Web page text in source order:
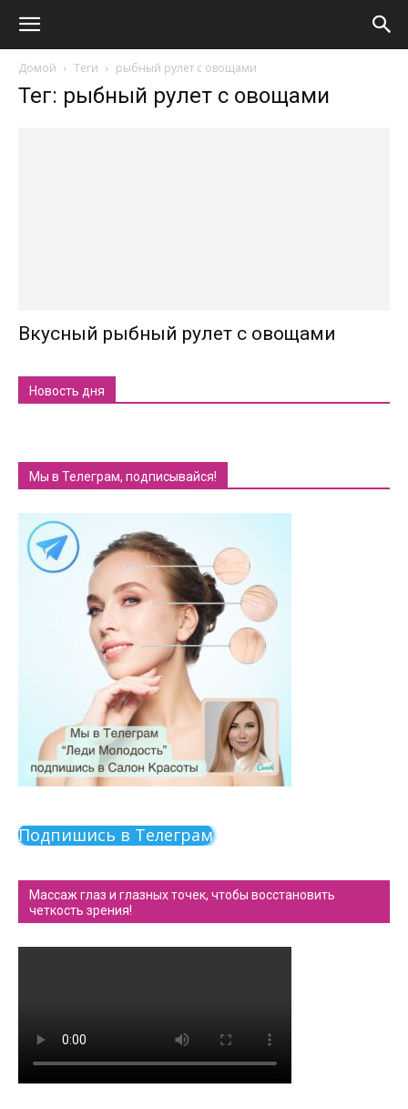
Домой Теги рыбный рулет с овощами
Тег: рыбный рулет с овощами
Вкусный рыбный рулет с овощами
Новость дня
Мы в Телеграм, подписывайся!
Подпишись в Телеграм
Массаж глаз и глазных точек, чтобы восстановить
четкость зрения!